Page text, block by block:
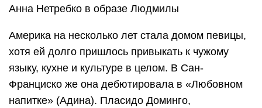
Анна Нетребко в образе Людмилы
Америка на несколько лет стала домом певицы,
хотя ей долго пришлось привыкать к чужому
языку, кухне и культуре в целом. В Сан-
Франциско же она дебютировала в «Любовном
напитке» (Адина). Пласидо Доминго,